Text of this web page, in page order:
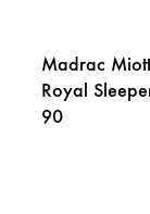
Madrac
Royal
90